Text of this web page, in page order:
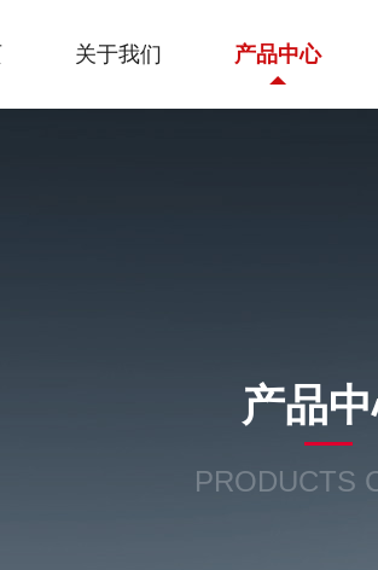
关于我们 产品中心
产品
PRODUCTS